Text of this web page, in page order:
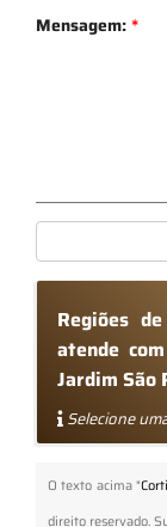
Mensagem:*
Regiões
atende
Jardim São
Selecione
O texto acima "
direito reservado.